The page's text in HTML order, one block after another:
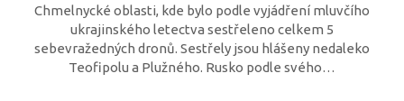
Chmelnycké oblasti, kde bylo podle vyjádření mluvčího
ukrajinského letectva sestřeleno celkem 5
sebevražedných dronů. Sestřely jsou hlášeny nedaleko
Teofipolu a Plužného. Rusko podle svého…